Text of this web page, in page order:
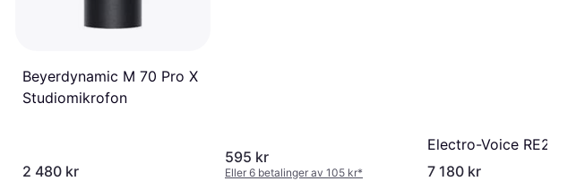
Beyerdynamic M 70 Pro X
Studiomikrofon
2 480 kr
595 kr
Eller 6 betalinger av 105 kr*
Electro-Voice RE20
7 180 kr